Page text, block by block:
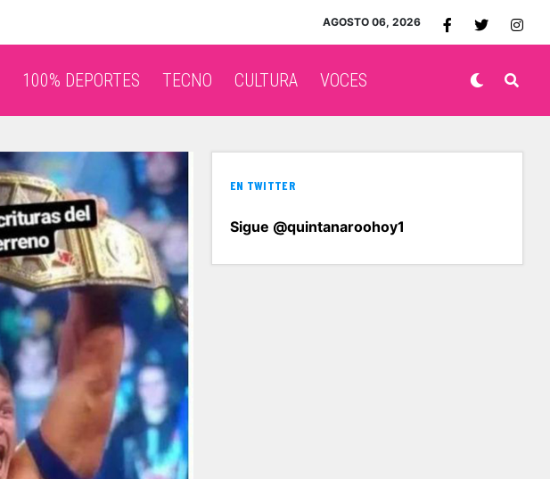
AGOSTO 06, 2026
100% DEPORTES TECNO CULTURA VOCES
EN TWITTER
Sigue @quintanaroohoy1